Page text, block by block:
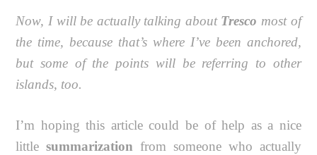
Now, I will be actually talking about Tresco most of
the time, because that’s where I’ve been anchored,
but some of the points will be referring to other
islands, too.
I’m hoping this article could be of help as a nice
littlesummarization from someone who actually